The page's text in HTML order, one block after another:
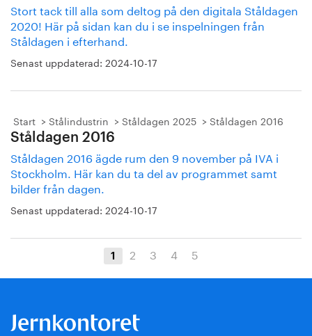
Stort tack till alla som deltog på den digitala Ståldagen
2020! Här på sidan kan du i se inspelningen från
Ståldagen i efterhand.
Senast uppdaterad: 2024-10-17
Start Stålindustrin Ståldagen 2025 Ståldagen 2016
Ståldagen 2016
Ståldagen 2016 ägde rum den 9 november på IVA i
Stockholm. Här kan du ta del av programmet samt
bilder från dagen.
Senast uppdaterad: 2024-10-17
1 2 3 4 5